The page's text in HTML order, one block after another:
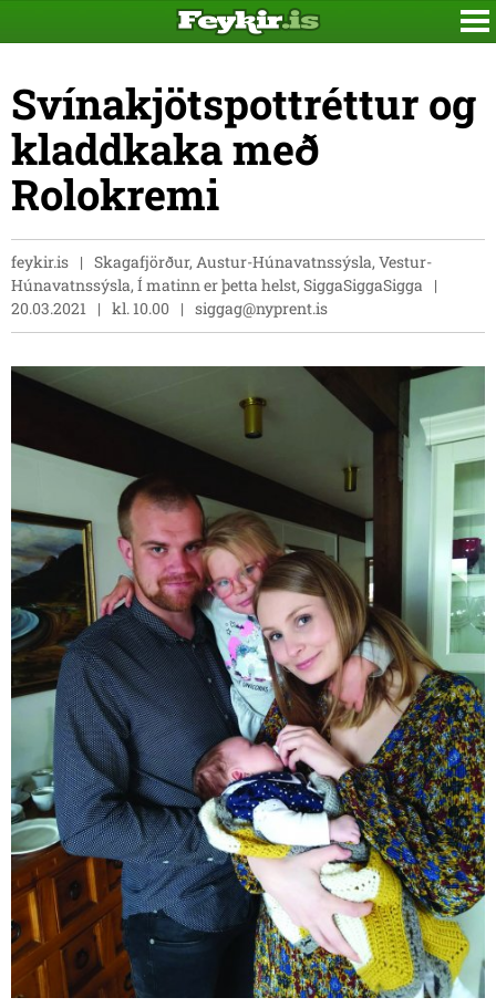
Svínakjötspottréttur og
kladdkaka með
Rolokremi
feykir.is
Skagafjörður, Austur-Húnavatnssýsla, Vestur-
Húnavatnssýsla, Í matinn er þetta helst, SiggaSiggaSigga
20.03.2021
kl. 10.00 siggag@nyprent.is